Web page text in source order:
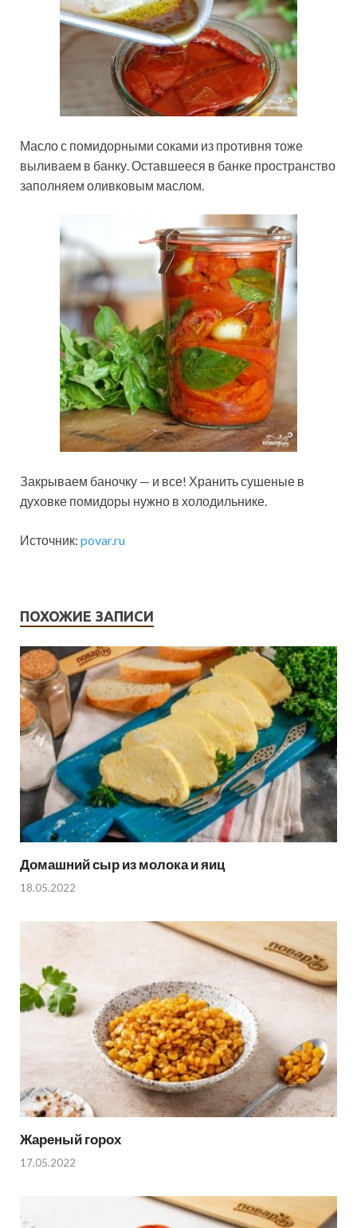
Масло с помидорными соками из противня тоже
выливаем в банку. Оставшееся в банке пространство
заполняем оливковым маслом.
Закрываем баночку — и все! Хранить сушеные в
духовке помидоры нужно в холодильнике.
Источник: povar.ru
ПОХОЖИЕ ЗАПИСИ
Домашний сыр из молока и яиц
18.05.2022
Жареный горох
17.05.2022